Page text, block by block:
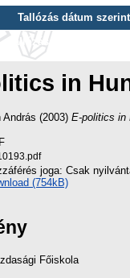
Tallózás dátum szerint
Tallózás kulcsszó szerint
in
(2003) E-politics in
joga: Csak
(754kB)
Főiskola